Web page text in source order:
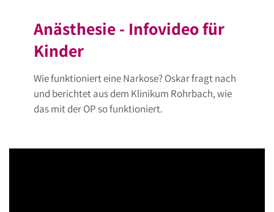
Anästhesie - Infovideo für
Kinder
Wie funktioniert eine Narkose? Oskar fragt nach
und berichtet aus dem Klinikum Rohrbach, wie
das mit der OP so funktioniert.